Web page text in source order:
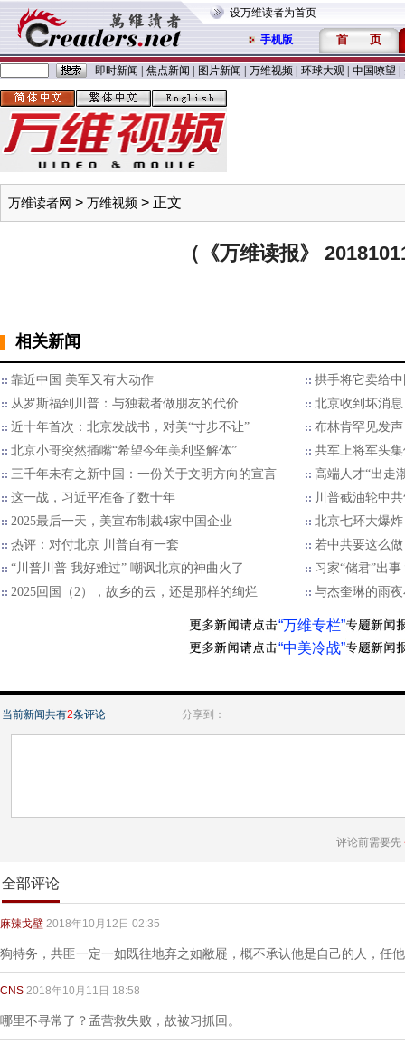
设万维读者为首页
手机版 首 页
即时新闻 焦点新闻 图片新闻 万维视频 环球大观 中国嘹望
万维读者网 > 万维视频 > 正文
（《万维读报》
相关新闻
靠近中国 美军又有大动作
拱手将它卖给
从罗斯福到川普：与独裁者做朋友的代价
北京收到坏消
近十年首次：北京发战书，对美“寸步不让”
布林肯罕见发
北京小哥突然插嘴“希望今年美利坚解体”
共军上将军头
三千年未有之新中国：一份关于文明方向的宣言
高端人才“出走
这一战，习近平准备了数十年
川普截油轮中
2025最后一天，美宣布制裁4家中国企业
北京七环大爆
热评：对付北京 川普自有一套
若中共要这么
“川普川普 我好难过” 嘲讽北京的神曲火了
习家“储君”出
2025回国（2），故乡的云，还是那样的绚烂
与杰奎琳的雨
“万维专栏”
“中美冷战”
当前新闻共有2条评论 分享到：
评论前需要先
全部评论
麻辣戈壁 2018年10月12日 02:35
狗特务，共匪一定一如既往地弃之如敝屣，概不承认他是自己的人，任
CNS 2018年10月11日 18:58
哪里不寻常了？孟营救失败，故被习抓回。